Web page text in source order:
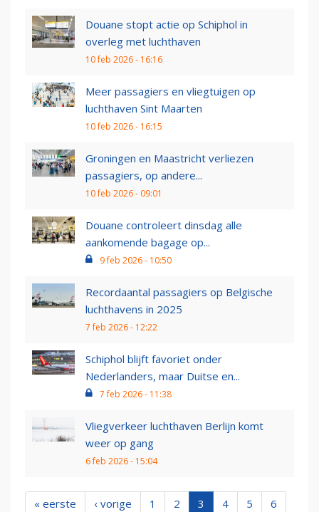
Douane stopt actie op Schiphol in
overleg met luchthaven
10 feb 2026 - 16:16
Meer passagiers en vliegtuigen op
luchthaven Sint Maarten
10 feb 2026 - 16:15
Groningen en Maastricht verliezen
passagiers, op andere...
10 feb 2026 - 09:01
Douane controleert dinsdag alle
aankomende bagage op...
9 feb 2026 - 10:50
Recordaantal passagiers op Belgische
luchthavens in 2025
7 feb 2026 - 12:22
Schiphol blijft favoriet onder
Nederlanders, maar Duitse en...
7 feb 2026 - 11:38
Vliegverkeer luchthaven Berlijn komt
weer op gang
6 feb 2026 - 15:04
« eerste ‹ vorige 1 2 3 4 5
6